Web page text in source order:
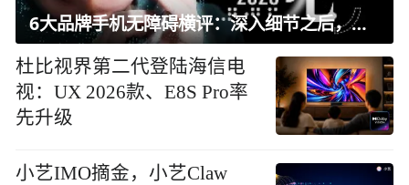
6大品牌手机无障碍横评：深入细节之后，似乎只有苹果能挺住？｜ 看见2026
杜比视界第二代登陆海信电
视：UX 2026款、E8S Pro率
先升级
小艺IMO摘金，小艺Claw